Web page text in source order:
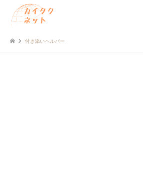
付き添いヘルパー